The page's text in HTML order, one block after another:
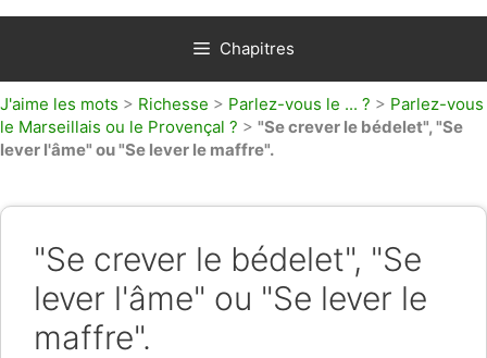
Chapitres
J'aime les mots > Richesse > Parlez-vous le ... ? > Parlez-vous
le Marseillais ou le Provençal ? > "Se crever le bédelet", "Se
lever l'âme" ou "Se lever le maffre".
"Se crever le bédelet", "Se
lever l'âme" ou "Se lever le
maffre".